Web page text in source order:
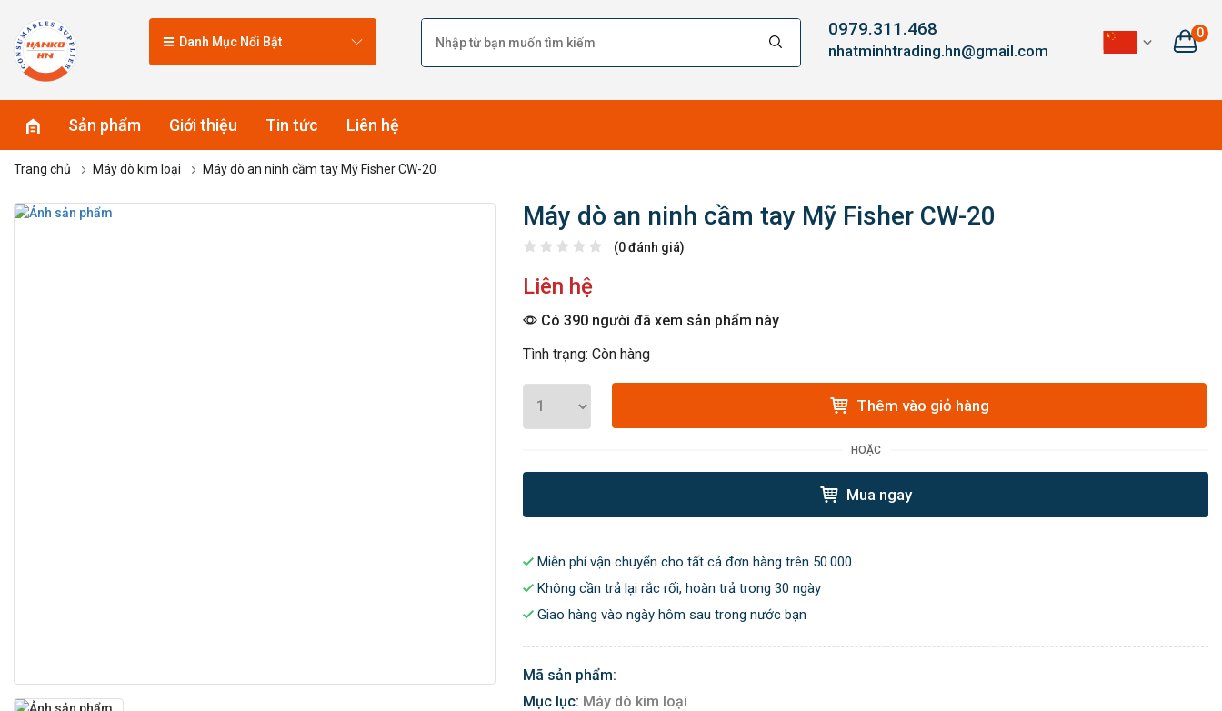
Danh Mục Nổi Bật
0979.311.468
nhatminhtrading.hn@gmail.com
0
Sản phẩm Giới thiệu Tin tức Liên hệ
Trang chủ Máy dò kim loại Máy dò an ninh cầm tay Mỹ Fisher CW-20
Máy dò an ninh cầm tay Mỹ Fisher CW-20
(0 đánh giá)
Liên hệ
Có 390 người đã xem sản phẩm này
Tình trạng: Còn hàng
Thêm vào giỏ hàng
HOẶC
Mua ngay
Miễn phí vận chuyển cho tất cả đơn hàng trên 50.000
Không cần trả lại rắc rối, hoàn trả trong 30 ngày
Giao hàng vào ngày hôm sau trong nước bạn
Mã sản phẩm:
Mục lục: Máy dò kim loại